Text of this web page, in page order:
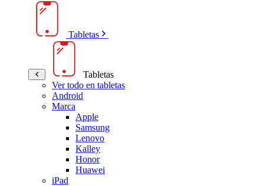
Tabletas
Tabletas
Ver todo en tabletas
Android
Marca
Apple
Samsung
Lenovo
Kalley
Honor
Huawei
iPad